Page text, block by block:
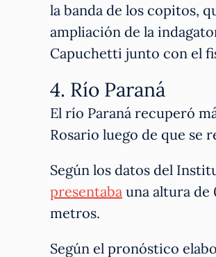
la banda de los copitos,
ampliación de la
Capuchetti junto con el
4. Río Paraná
El río Paraná recuperó
Rosario luego de que se
Según los datos del
presentaba una altura de
metros.
Según el pronóstico